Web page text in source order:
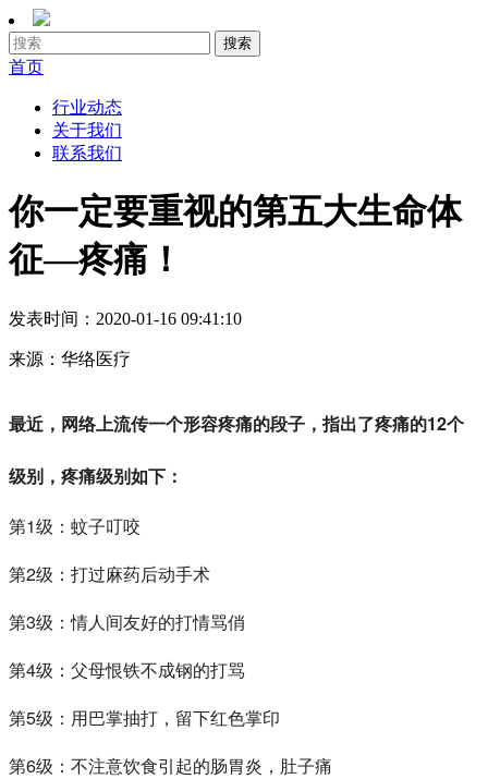
首页
行业动态
关于我们
联系我们
你一定要重视的第五大生命体
征—疼痛！
发表时间： 2020-01-16 09:41:10
来源： 华络医疗
最近，网络上流传一个形容疼痛的段子，指出了疼痛的12个
级别，疼痛级别如下：
第1级：蚊子叮咬
第2级：打过麻药后动手术
第3级：情人间友好的打情骂俏
第4级：父母恨铁不成钢的打骂
第5级：用巴掌抽打，留下红色掌印
第6级：不注意饮食引起的肠胃炎，肚子痛